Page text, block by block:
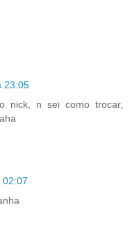
23:05
nick, n sei como trocar,
02:07